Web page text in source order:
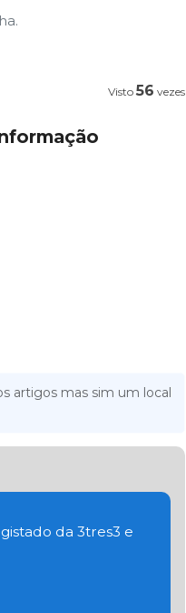
Visto 56 vezes
artigos mas sim um local
da 3tres3 e